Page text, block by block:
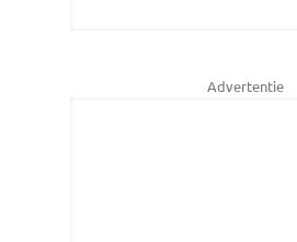
Advertentie